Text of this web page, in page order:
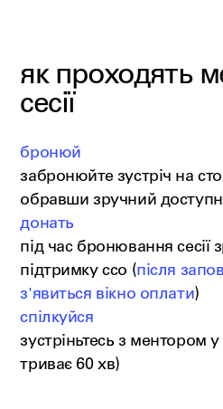
як проходять
сесії
бронюй
забронюйте зустріч на
обравши зручний
донать
під час бронювання сесії
підтримку ссо (після
з'явиться вікно оплати)
спілкуйся
зустріньтесь з ментором
триває 60 хв)